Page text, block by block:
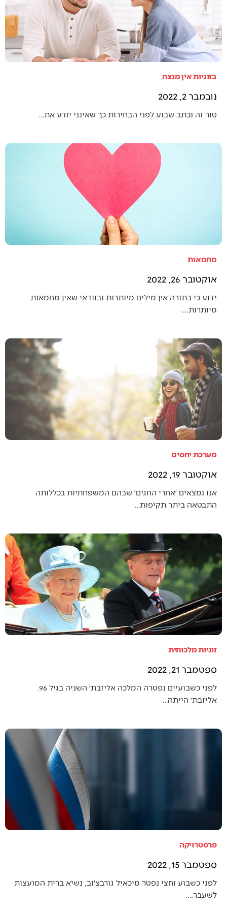
בזוגיות אין מנצח
נובמבר 2, 2022
טור זה נכתב שבוע לפני הבחירות כך שאינני יודע את…
מחמאות
אוקטובר 26, 2022
ידוע כי בתורה אין מילים מיותרות ובוודאי שאין מחמאות
מיותרות.…
מערכת יחסים
אוקטובר 19, 2022
אנו נמצאים ׳אחרי החגים׳ שבהם המשפחתיות בכללותה
התבטאה ביתר תקיפות…
זוגיות מלכותית
ספטמבר 21, 2022
לפני כשבועיים נפטרה המלכה אליזבת׳ השניה בגיל 96.
אליזבת׳ הייתה…
פרסטרויקה
ספטמבר 15, 2022
לפני כשבוע וחצי נפטר מיכאיל גורבצ׳וב, נשיא ברית המועצות
לשעבר.…